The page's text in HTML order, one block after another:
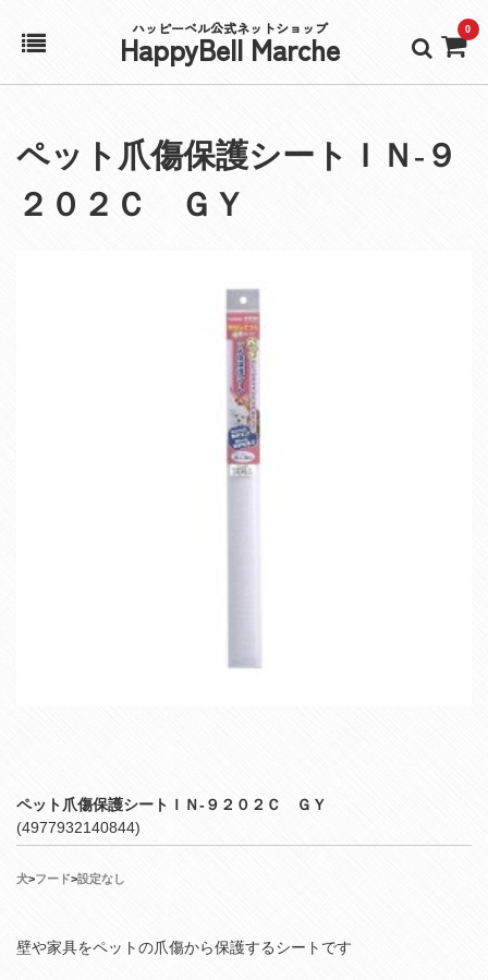
ハッピーベル公式ネットショップ
HappyBell Marche 0
アカウント
カート
ペット爪傷保護シートＩＮ‐９
２０２Ｃ ＧＹ
ペット爪傷保護シートＩＮ‐９２０２Ｃ ＧＹ
(4977932140844)
犬>フード>設定なし
壁や家具をペットの爪傷から保護するシートです